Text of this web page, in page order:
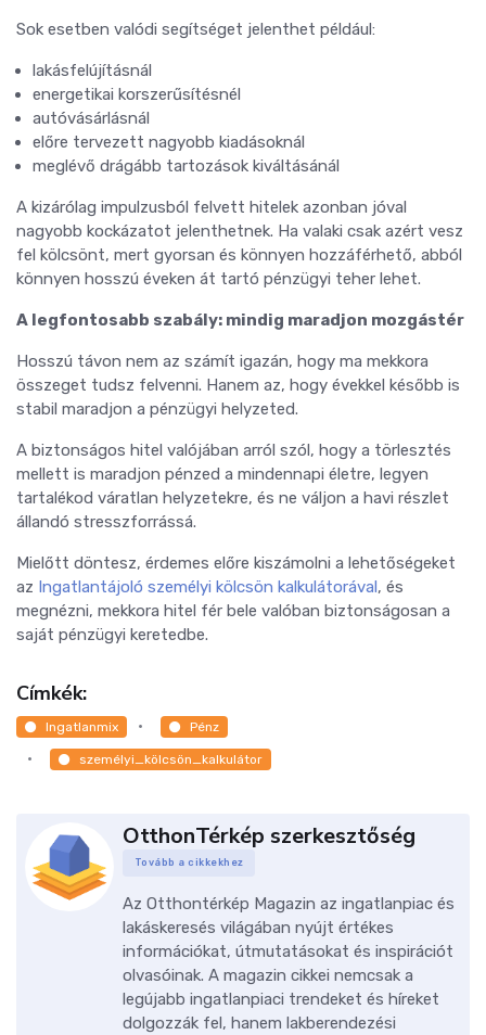
Sok esetben valódi segítséget jelenthet például:
lakásfelújításnál
energetikai korszerűsítésnél
autóvásárlásnál
előre tervezett nagyobb kiadásoknál
meglévő drágább tartozások kiváltásánál
A kizárólag impulzusból felvett hitelek azonban jóval
nagyobb kockázatot jelenthetnek. Ha valaki csak azért vesz
fel kölcsönt, mert gyorsan és könnyen hozzáférhető, abból
könnyen hosszú éveken át tartó pénzügyi teher lehet.
A legfontosabb szabály: mindig maradjon mozgástér
Hosszú távon nem az számít igazán, hogy ma mekkora
összeget tudsz felvenni. Hanem az, hogy évekkel később is
stabil maradjon a pénzügyi helyzeted.
A biztonságos hitel valójában arról szól, hogy a törlesztés
mellett is maradjon pénzed a mindennapi életre, legyen
tartalékod váratlan helyzetekre, és ne váljon a havi részlet
állandó stresszforrássá.
Mielőtt döntesz, érdemes előre kiszámolni a lehetőségeket
az Ingatlantájoló személyi kölcsön kalkulátorával, és
megnézni, mekkora hitel fér bele valóban biztonságosan a
saját pénzügyi keretedbe.
Címkék:
Ingatlanmix Pénz
személyi_kölcsön_kalkulátor
OtthonTérkép szerkesztőség
Tovább a cikkekhez
Az Otthontérkép Magazin az ingatlanpiac és
lakáskeresés világában nyújt értékes
információkat, útmutatásokat és inspirációt
olvasóinak. A magazin cikkei nemcsak a
legújabb ingatlanpiaci trendeket és híreket
dolgozzák fel, hanem lakberendezési